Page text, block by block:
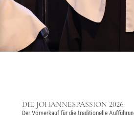
DIE JOHANNESPASSION 2026
Der Vorverkauf für die traditionelle